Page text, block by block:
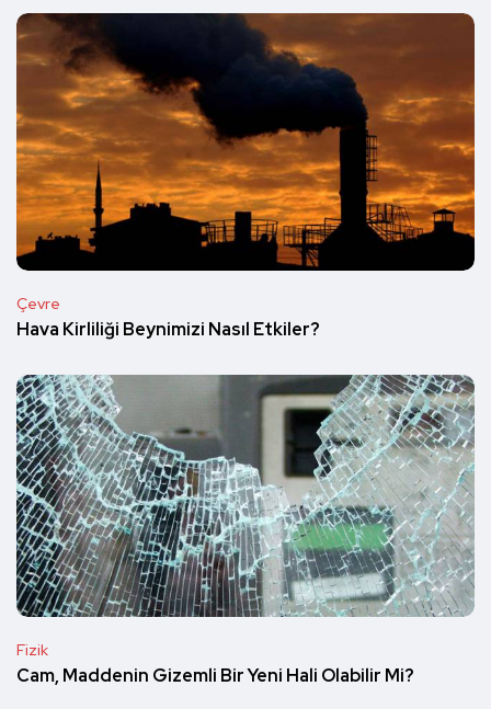
Çevre
Hava Kirliliği Beynimizi Nasıl Etkiler?
Fizik
Cam, Maddenin Gizemli Bir Yeni Hali Olabilir Mi?